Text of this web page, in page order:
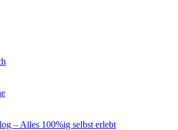
– Alles 100%ig selbst erlebt